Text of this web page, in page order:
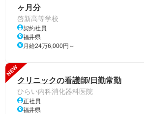
ヶ月分
啓新高等学校
契約社員
福井県
月給24万6,000円～
NEW
クリニックの看護師/日勤常勤
ひらい内科消化器科医院
正社員
福井県